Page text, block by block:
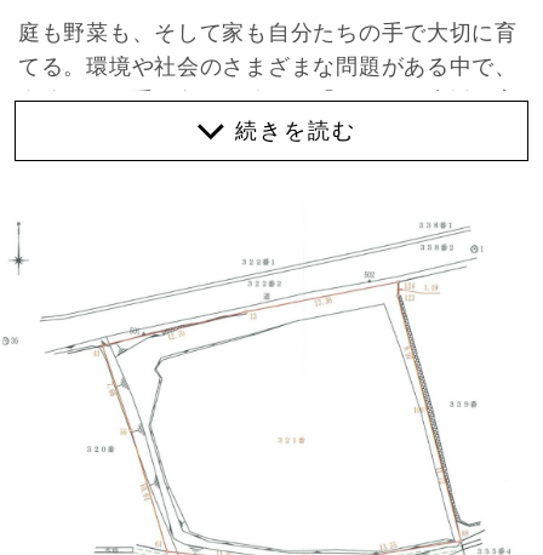
庭も野菜も、そして家も自分たちの手で大切に育
てる。環境や社会のさまざまな問題がある中で、
自分たちの手に負える範囲で「つくる」生活を実
現できるフィールドを持つことが豊かに暮らすヒ
ントなのではないかと考えています。
里山や田畑が身近にあり、かといって町へ出るの
もそこそこ便利。そんな距離感にある土地に、そ
の風土に寄り添い、エネルギーも食べものも自給
できる家を新築できないかと物件を探していた時
に見つけたのが、この押部谷の土地でした。
今回初めての試みとなりますが、土地の売買とあ
わせて建物のモデルプランも計画しています。私
たちの考える「FARMHOUSE」を、播磨地域の
風土をよく知る地域工務店と設計士の力を借りな